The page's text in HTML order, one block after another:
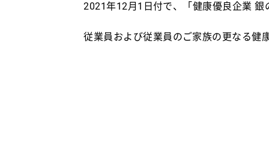
2021年12月1日付で、「健康優良企業
従業員および従業員のご家族の更なる健